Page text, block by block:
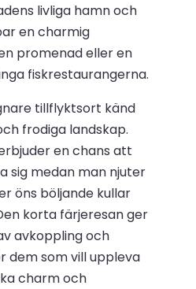
livliga hamn och
en charmig
promenad eller en
fiskrestaurangerna.
tillflyktsort känd
frodiga landskap.
en chans att
sig medan man njuter
öns böljande kullar
korta färjeresan ger
avkoppling och
dem som vill uppleva
charm och